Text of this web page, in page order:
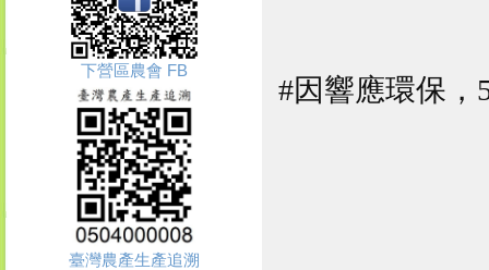
下營區農會 FB
臺灣農產生產追溯
#因響應環保，